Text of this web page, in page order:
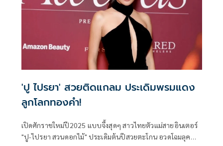
'ปู ไปรยา' สวยติดแกลม ประเดิมพรมแดง
ลูกโลกทองคำ!
เปิดศักราชใหม่ปี2025 แบบจึ้งสุดๆ สาวไทยตัวแม่สายอินเตอร์
"ปู-ไปรยา สวนดอกไม้" ประเดิมต้นปีสวยตะโกน อวดโฉมลุค